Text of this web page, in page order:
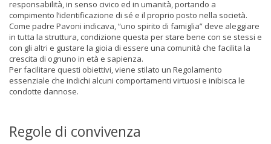
responsabilità, in senso civico ed in umanità, portando a
compimento l’identificazione di sé e il proprio posto nella società.
Come padre Pavoni indicava, “uno spirito di famiglia” deve aleggiare
in tutta la struttura, condizione questa per stare bene con se stessi e
con gli altri e gustare la gioia di essere una comunità che facilita la
crescita di ognuno in età e sapienza.
Per facilitare questi obiettivi, viene stilato un Regolamento
essenziale che indichi alcuni comportamenti virtuosi e inibisca le
condotte dannose.
Regole di convivenza